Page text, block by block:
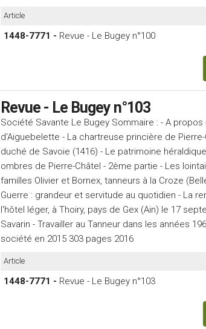
Article
1448-7771 - Revue - Le Bugey n°100
Revue - Le Bugey n°103
Société Savante Le Bugey Sommaire : - A
d'Aiguebelette - La chartreuse princière de
duché de Savoie (1416) - Le patrimoine
ombres de Pierre-Châtel - 2ème partie - Les
familles Olivier et Bornex, tanneurs à la Croze
Guerre : grandeur et servitude au quotidien - La
l'hôtel léger, à Thoiry, pays de Gex (Ain) le 17
Savarin - Travailler au Tanneur dans les années
société en 2015 303 pages 2016
Article
1448-7771 - Revue - Le Bugey n°103